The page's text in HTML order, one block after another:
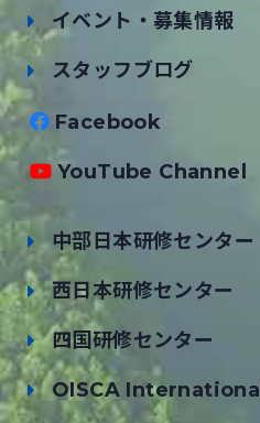
イベント・募集情報
スタッフブログ
Facebook
YouTube Channel
中部日本研修センター
西日本研修センター
四国研修センター
OISCA International